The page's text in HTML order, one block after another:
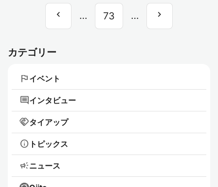
chevron_left … 73 … chevron_right
カテゴリー
flag イベント
commentインタビュー
handshakeタイアップ
info トピックス
campaignニュース